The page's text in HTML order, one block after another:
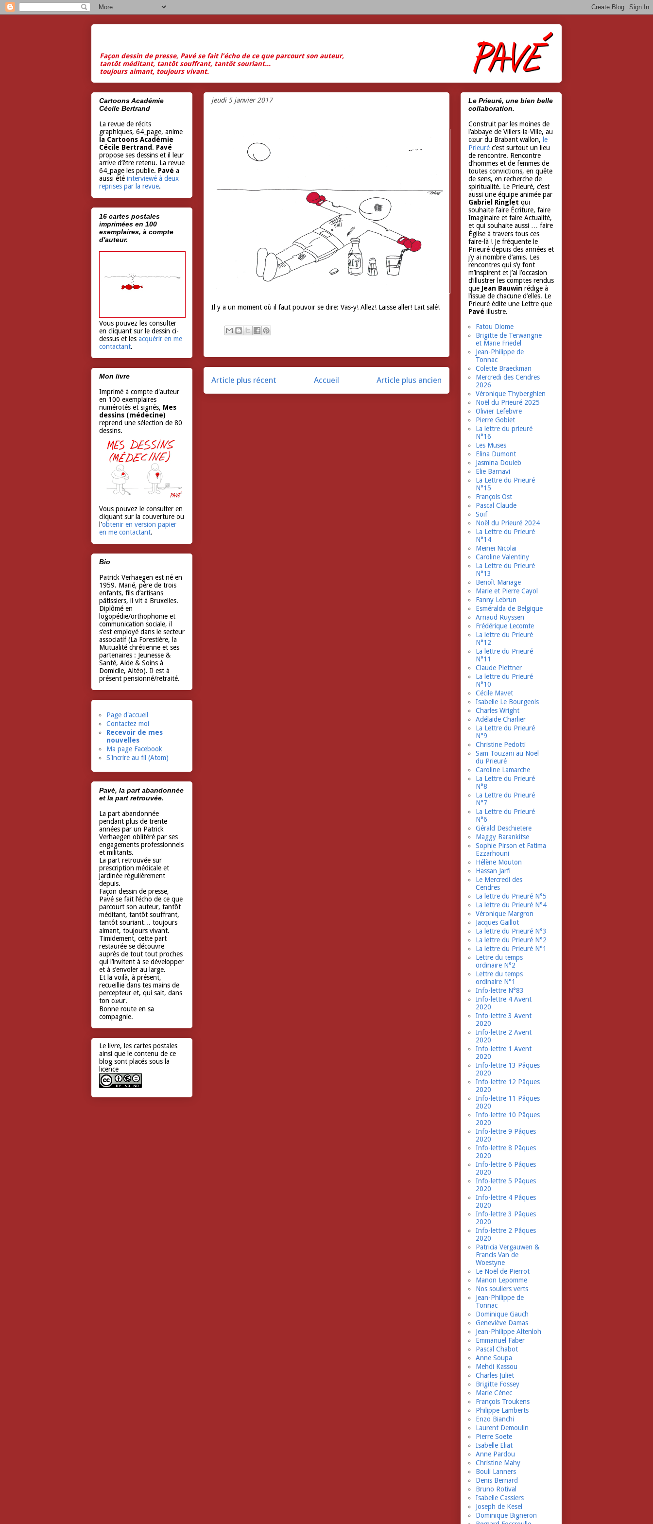
Façon dessin de presse, Pavé se fait l'écho de ce que parcourt son auteur,
tantôt méditant, tantôt souffrant, tantôt souriant...
toujours aimant, toujours vivant.
jeudi 5 janvier 2017
Il y a un moment où il faut pouvoir se dire: Vas-y! Allez! Laisse aller! Lait salé!
Article plus récent Article plus ancien
Accueil
Cartoons Académie
Cécile Bertrand
La revue de récits
graphiques, 64_page, anime
la Cartoons Académie
Cécile Bertrand. Pavé
propose ses dessins et il leur
arrive d’être retenu. La revue
64_page les publie. Pavé a
aussi été interviewé à deux
reprises par la revue.
16 cartes postales
imprimées en 100
exemplaires, à compte
d'auteur.
Vous pouvez les consulter
en cliquant sur le dessin ci-
dessus et les acquérir en me
contactant.
Mon livre
Imprimé à compte d'auteur
en 100 exemplaires
numérotés et signés, Mes
dessins (médecine)
reprend une sélection de 80
dessins.
Vous pouvez le consulter en
cliquant sur la couverture ou
l'obtenir en version papier
en me contactant.
Bio
Patrick Verhaegen est né en
1959. Marié, père de trois
enfants, fils d’artisans
pâtissiers, il vit à Bruxelles.
Diplômé en
logopédie/orthophonie et
communication sociale, il
s’est employé dans le secteur
associatif (La Forestière, la
Mutualité chrétienne et ses
partenaires : Jeunesse &
Santé, Aide & Soins à
Domicile, Altéo). Il est à
présent pensionné/retraité.
Page d'accueil
Contactez moi
Recevoir de mes
nouvelles
Ma page Facebook
S'incrire au fil (Atom)
Pavé, la part abandonnée
et la part retrouvée.
La part abandonnée
pendant plus de trente
années par un Patrick
Verhaegen oblitéré par ses
engagements professionnels
et militants.
La part retrouvée sur
prescription médicale et
jardinée régulièrement
depuis.
Façon dessin de presse,
Pavé se fait l’écho de ce que
parcourt son auteur, tantôt
méditant, tantôt souffrant,
tantôt souriant… toujours
aimant, toujours vivant.
Timidement, cette part
restaurée se découvre
auprès de tout tout proches
qui l’invitent à se développer
et à s’envoler au large.
Et la voilà, à présent,
recueillie dans tes mains de
percepteur et, qui sait, dans
ton cœur.
Bonne route en sa
compagnie.
Le livre, les cartes postales
ainsi que le contenu de ce
blog sont placés sous la
licence
Le Prieuré, une bien belle
collaboration.
Construit par les moines de
l’abbaye de Villers-la-Ville, au
cœur du Brabant wallon, le
Prieuré c’est surtout un lieu
de rencontre. Rencontre
d’hommes et de femmes de
toutes convictions, en quête
de sens, en recherche de
spiritualité. Le Prieuré, c’est
aussi une équipe animée par
Gabriel Ringlet qui
souhaite faire Écriture, faire
Imaginaire et faire Actualité,
et qui souhaite aussi … faire
Église à travers tous ces
faire-là ! Je fréquente le
Prieuré depuis des années et
j’y ai nombre d’amis. Les
rencontres qui s’y font
m’inspirent et j’ai l’occasion
d’illustrer les comptes rendus
que Jean Bauwin rédige à
l’issue de chacune d’elles. Le
Prieuré édite une Lettre que
Pavé illustre.
Fatou Diome
Brigitte de Terwangne
et Marie Friedel
Jean-Philippe de
Tonnac
Colette Braeckman
Mercredi des Cendres
2026
Véronique Thyberghien
Noël du Prieuré 2025
Olivier Lefebvre
Pierre Gobiet
La lettre du prieuré
N°16
Les Muses
Elina Dumont
Jasmina Douieb
Elie Barnavi
La Lettre du Prieuré
N°15
François Ost
Pascal Claude
Soif
Noël du Prieuré 2024
La Lettre du Prieuré
N°14
Meinei Nicolai
Caroline Valentiny
La Lettre du Prieuré
N°13
Benoît Mariage
Marie et Pierre Cayol
Fanny Lebrun
Esméralda de Belgique
Arnaud Ruyssen
Frédérique Lecomte
La lettre du Prieuré
N°12
La lettre du Prieuré
N°11
Claude Plettner
La lettre du Prieuré
N°10
Cécile Mavet
Isabelle Le Bourgeois
Charles Wright
Adélaïde Charlier
La Lettre du Prieuré
N°9
Christine Pedotti
Sam Touzani au Noël
du Prieuré
Caroline Lamarche
La Lettre du Prieuré
N°8
La Lettre du Prieuré
N°7
La Lettre du Prieuré
N°6
Gérald Deschietere
Maggy Barankitse
Sophie Pirson et Fatima
Ezzarhouni
Hélène Mouton
Hassan Jarfi
Le Mercredi des
Cendres
La lettre du Prieuré N°5
La lettre du Prieuré N°4
Véronique Margron
Jacques Gaillot
La lettre du Prieuré N°3
La lettre du Prieuré N°2
La lettre du Prieuré N°1
Lettre du temps
ordinaire N°2
Lettre du temps
ordinaire N°1
Info-lettre N°83
Info-lettre 4 Avent
2020
Info-lettre 3 Avent
2020
Info-lettre 2 Avent
2020
Info-lettre 1 Avent
2020
Info-lettre 13 Pâques
2020
Info-lettre 12 Pâques
2020
Info-lettre 11 Pâques
2020
Info-lettre 10 Pâques
2020
Info-lettre 9 Pâques
2020
Info-lettre 8 Pâques
2020
Info-lettre 6 Pâques
2020
Info-lettre 5 Pâques
2020
Info-lettre 4 Pâques
2020
Info-lettre 3 Pâques
2020
Info-lettre 2 Pâques
2020
Patricia Vergauwen &
Francis Van de
Woestyne
Le Noël de Pierrot
Manon Lepomme
Nos souliers verts
Jean-Philippe de
Tonnac
Dominique Gauch
Geneviève Damas
Jean-Philippe Altenloh
Emmanuel Faber
Pascal Chabot
Anne Soupa
Mehdi Kassou
Charles Juliet
Brigitte Fossey
Marie Cénec
François Troukens
Philippe Lamberts
Enzo Bianchi
Laurent Demoulin
Pierre Soete
Isabelle Eliat
Anne Pardou
Christine Mahy
Bouli Lanners
Denis Bernard
Bruno Rotival
Isabelle Cassiers
Joseph de Kesel
Dominique Bigneron